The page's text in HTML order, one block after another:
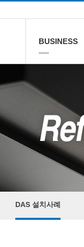
BUSINESS
DAS 설치사례